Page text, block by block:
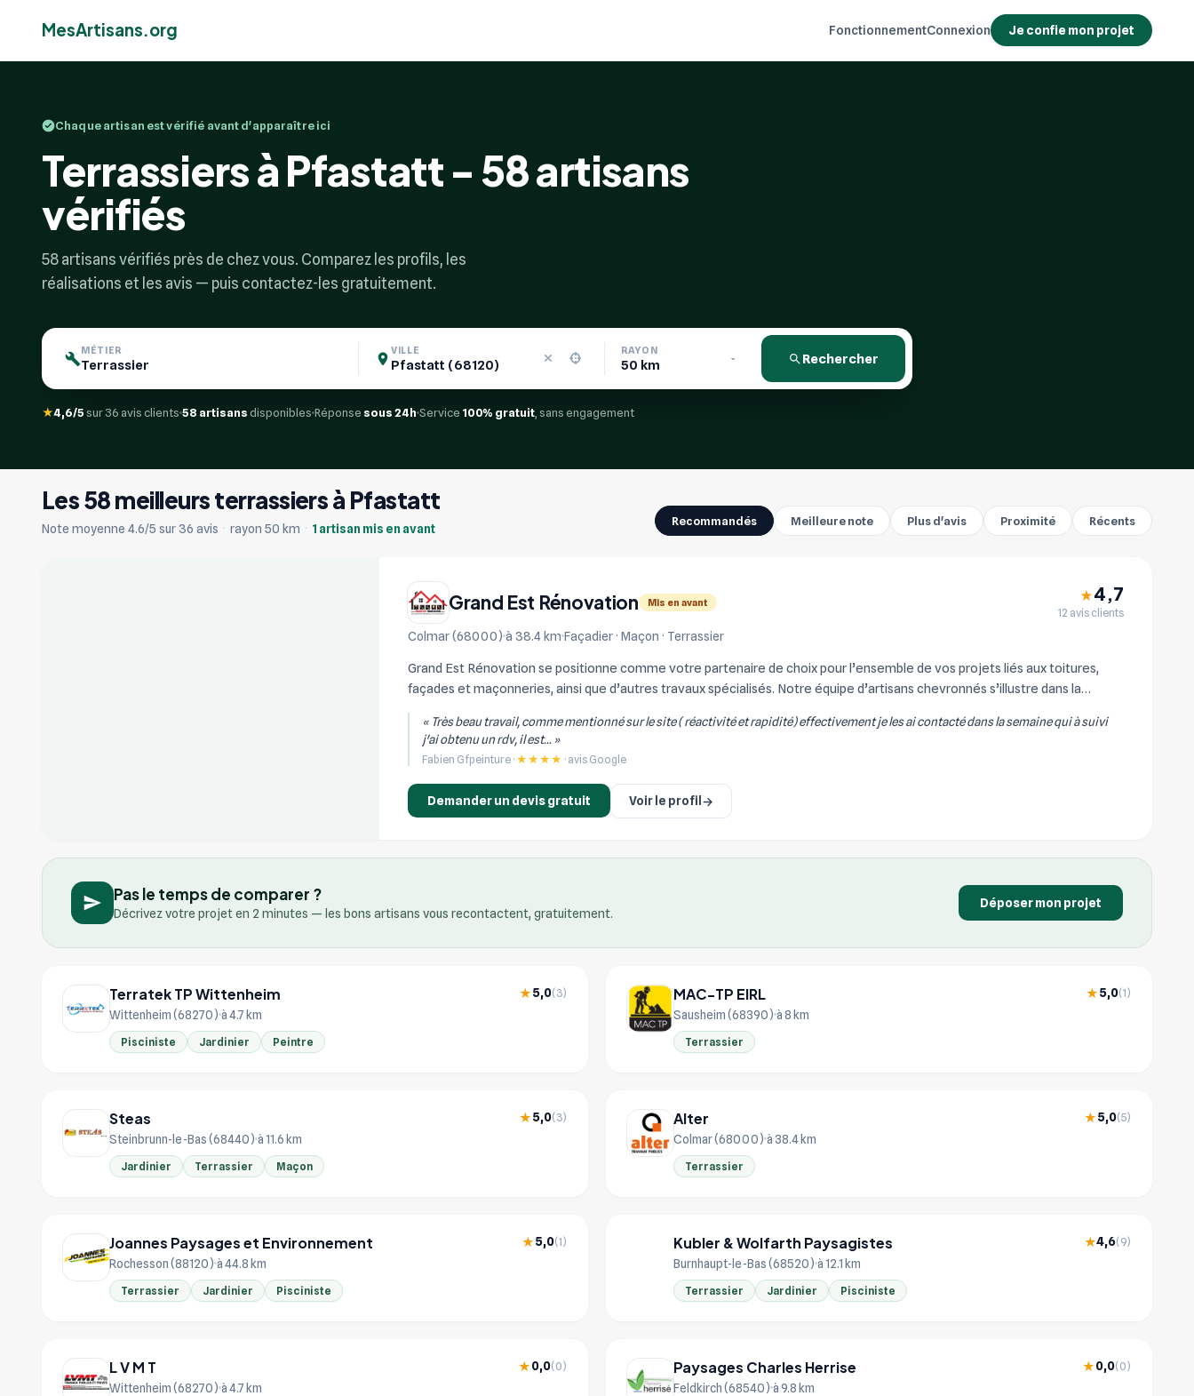
MesArtisans.org FonctionnementConnexion Je confie mon projet
Chaque artisan est vérifié avant d'apparaître ici
Terrassiers à Pfastatt - 58 artisans
vérifiés
58 artisans vérifiés près de chez vous. Comparez les profils, les
réalisations et les avis — puis contactez-les gratuitement.
MÉTIER VILLE RAYON
Rechercher
★4,6/5sur 36 avis clients 58 artisansdisponibles Réponse sous 24h Service 100% gratuit , sans engagement
Les 58 meilleurs terrassiers à Pfastatt
Note moyenne 4.6/5 sur 36 avis · rayon 50 km · 1 artisan mis en avant
Recommandés Meilleure note Plus d'avis Proximité Récents
Grand Est Rénovation Mis en avant
Colmar (68000) à 38.4 km Façadier · Maçon · Terrassier
★4,7
12 avis clients
Grand Est Rénovation se positionne comme votre partenaire de choix pour l’ensemble de vos projets liés aux toitures,
façades et maçonneries, ainsi que d’autres travaux spécialisés. Notre équipe d’artisans chevronnés s’illustre dans la
« Très beau travail, comme mentionné sur le site ( réactivité et rapidité) effectivement je les ai contacté dans la semaine qui à suivi
j'ai obtenu un rdv, il est... »
Fabien Gfpeinture · ★★★★ · avis Google
Demander un devis gratuit Voir le profil →
Pas le temps de comparer ?
Décrivez votre projet en 2 minutes — les bons artisans vous recontactent, gratuitement.
Déposer mon projet
Terratek TP Wittenheim ★5,0(3)
Wittenheim (68270) à 4.7 km
Pisciniste Jardinier Peintre
MAC-TP EIRL ★5,0(1)
Sausheim (68390) à 8 km
Terrassier
Steas ★5,0(3)
Steinbrunn-le-Bas (68440) à 11.6 km
Jardinier Terrassier Maçon
Alter ★5,0(5)
Colmar (68000) à 38.4 km
Terrassier
Joannes Paysages et Environnement ★5,0(1)
Rochesson (88120) à 44.8 km
Terrassier Jardinier Pisciniste
Kubler & Wolfarth Paysagistes ★4,6(9)
Burnhaupt-le-Bas (68520) à 12.1 km
Terrassier Jardinier Pisciniste
L V M T ★0,0(0)
Wittenheim (68270) à 4.7 km
Paysages Charles Herrise ★0,0(0)
Feldkirch (68540) à 9.8 km